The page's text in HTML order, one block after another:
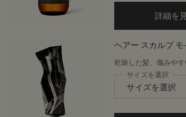
詳細を
ヘアー スカルプ モ
スク
乾燥した髪、傷みやす
マやカラーリングで傷
サイズを選択